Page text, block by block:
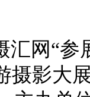
网“参
摄影大